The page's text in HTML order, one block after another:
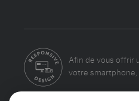
Afin de vous offrir
votre smartphone,